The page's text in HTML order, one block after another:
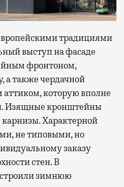
традициями
выступ на фасаде
фронтоном,
также чердачной
аттиком, которую вполне
Изящные кронштейны
Характерной
не типовыми, но
заказу
стен. В
зимнюю